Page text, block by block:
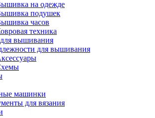
на одежде
подушек
часов
техника
вышивания
для вышивания
машинки
для вязания